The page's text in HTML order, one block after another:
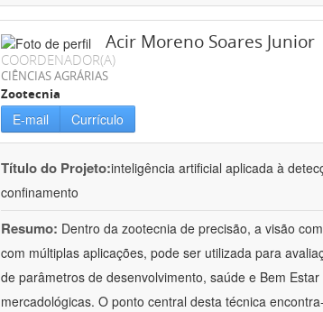
Acir Moreno Soares Junior
COORDENADOR(A)
CIÊNCIAS AGRÁRIAS
Zootecnia
E-mail Currículo
Título do Projeto:inteligência artificial aplicada à
confinamento
Resumo: Dentro da zootecnia de precisão, a visão
com múltiplas aplicações, pode ser utilizada para
de parâmetros de desenvolvimento, saúde e Bem
mercadológicas. O ponto central desta técnica